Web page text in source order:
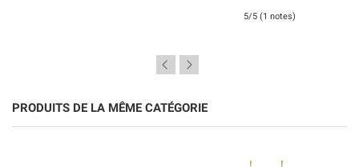
5/5 (1 notes)
PRODUITS DE LA MÊME CATÉGORIE